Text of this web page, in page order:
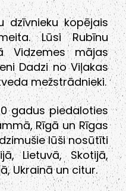
dzīvnieku kopējais
Lūsi Rubīnu
Vidzemes mājas
Dadzi no Viļakas
mežstrādnieki.
gadus piedaloties
Rīgā un Rīgas
lūši nosūtīti
Lietuvā, Skotijā,
Ukrainā un citur.